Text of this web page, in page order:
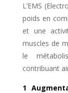
L’EMS
poids en
et une
muscles de
le
contribuant
1